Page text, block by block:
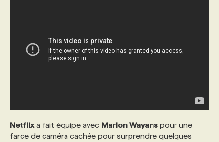
Netflix a fait équipe avec Marlon Wayans pour une
farce de caméra cachée pour surprendre quelques